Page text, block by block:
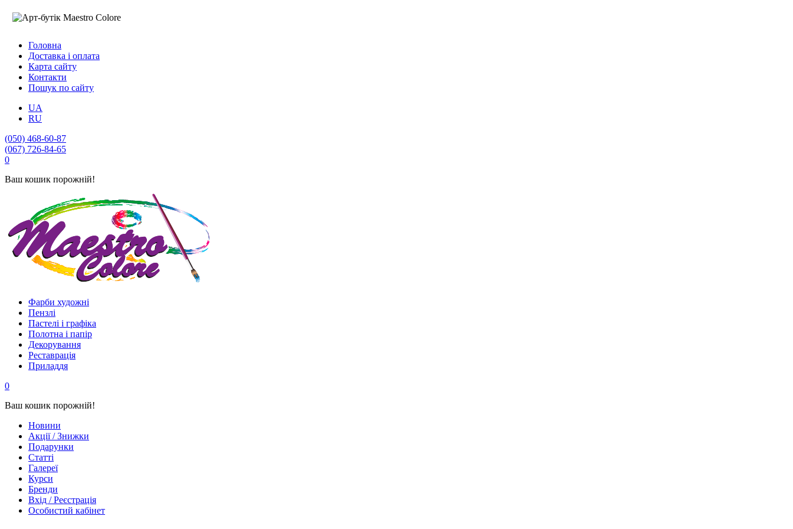
Головна
Доставка і оплата
Карта сайту
Контакти
Пошук по сайту
UA
RU
(050) 468-60-87
(067) 726-84-65
0
Ваш кошик порожній!
Фарби художні
Пензлі
Пастелі і графіка
Полотна і папір
Декорування
Реставрація
Приладдя
0
Ваш кошик порожній!
Новини
Акції / Знижки
Подарунки
Статті
Галереї
Курси
Бренди
Вхід / Реєстрація
Особистий кабінет